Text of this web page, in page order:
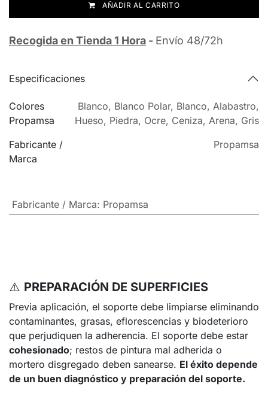
AÑADIR AL CARRITO
Recogida en Tienda 1 Hora - Envío 48/72h
Especificaciones
Colores
Propamsa
Blanco, Blanco Polar, Blanco, Alabastro,
Hueso, Piedra, Ocre, Ceniza, Arena, Gris
Fabricante /
Marca
Propamsa
Fabricante / Marca: Propamsa
⚠️ PREPARACIÓN DE SUPERFICIES
Previa aplicación, el soporte debe limpiarse eliminando
contaminantes, grasas, eflorescencias y biodeterioro
que perjudiquen la adherencia. El soporte debe estar
cohesionado; restos de pintura mal adherida o
mortero disgregado deben sanearse. El éxito depende
de un buen diagnóstico y preparación del soporte.